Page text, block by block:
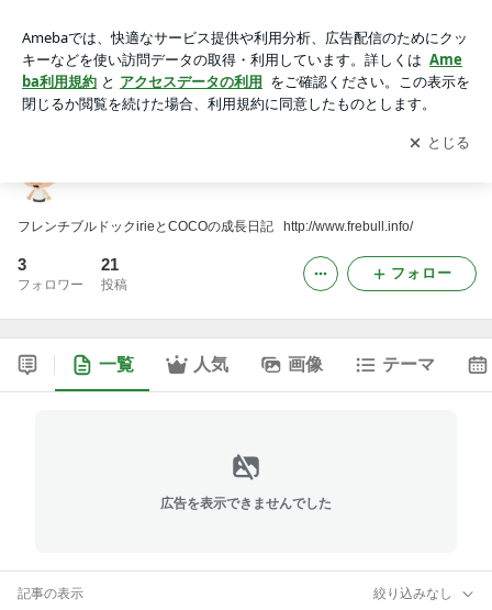
アプリをダウンロードして ブログの更新通知
を受け取りまし
ょう。
開く
フレンチブルドックirieとCOCOの成長日記 http://www.frebull.info/
3
フォロワー
21
投稿
フォロー
一覧 人気 画像 テーマ
広告を表示できませんでした
記事の表示 絞り込みなし